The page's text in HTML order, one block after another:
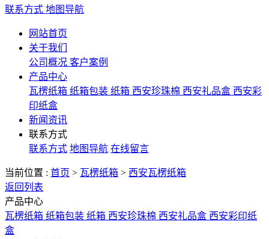
联系方式 地图导航
网站首页
关于我们
公司概况 客户案例
产品中心
瓦楞纸箱 纸箱包装 纸箱 西安珍珠棉 西安礼品盒 西安彩
印纸盒
新闻资讯
联系方式
联系方式 地图导航 在线留言
当前位置 : 首页 > 瓦楞纸箱 > 西安瓦楞纸箱
返回列表
产品中心
瓦楞纸箱 纸箱包装 纸箱 西安珍珠棉 西安礼品盒 西安彩印纸
盒